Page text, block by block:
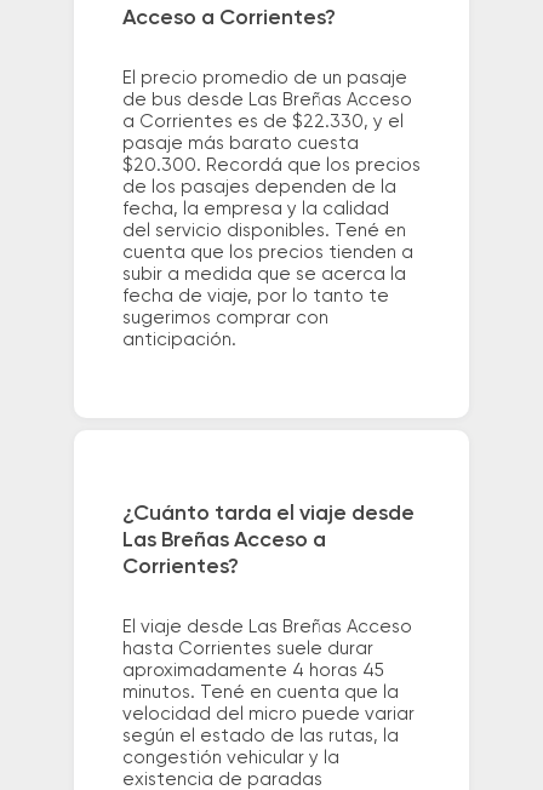
Acceso a Corrientes?
El precio promedio de un pasaje
de bus desde Las Breñas Acceso
a Corrientes es de $22.330, y el
pasaje más barato cuesta
$20.300. Recordá que los precios
de los pasajes dependen de la
fecha, la empresa y la calidad
del servicio disponibles. Tené en
cuenta que los precios tienden a
subir a medida que se acerca la
fecha de viaje, por lo tanto te
sugerimos comprar con
anticipación.
¿Cuánto tarda el viaje desde
Las Breñas Acceso a
Corrientes?
El viaje desde Las Breñas Acceso
hasta Corrientes suele durar
aproximadamente 4 horas 45
minutos. Tené en cuenta que la
velocidad del micro puede variar
según el estado de las rutas, la
congestión vehicular y la
existencia de paradas